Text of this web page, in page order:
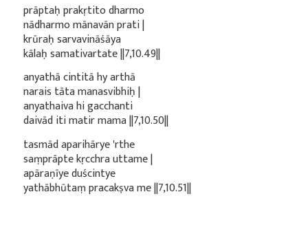
prāptaḥ prakṛtito dharmo
nādharmo mānavān prati |
krūraḥ sarvavināśāya
kālaḥ samativartate ||7,10.49||
anyathā cintitā hy arthā
narais tāta manasvibhiḥ |
anyathaiva hi gacchanti
daivād iti matir mama ||7,10.50||
tasmād aparihārye 'rthe
saṃprāpte kṛcchra uttame |
apāraṇīye duścintye
yathābhūtaṃ pracakṣva me ||7,10.51||